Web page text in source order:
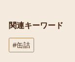
関連キーワード
#缶詰